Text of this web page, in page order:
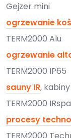
Gejzer mini
ogrzewanie
TERM2000 Alu
ogrzewanie
TERM2000 IP65
sauny IR,
TERM2000 IRspa
procesy